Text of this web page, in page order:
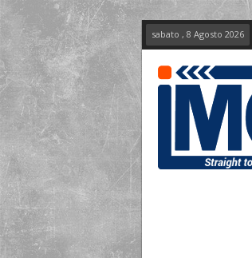
sabato , 8 Agosto 2026